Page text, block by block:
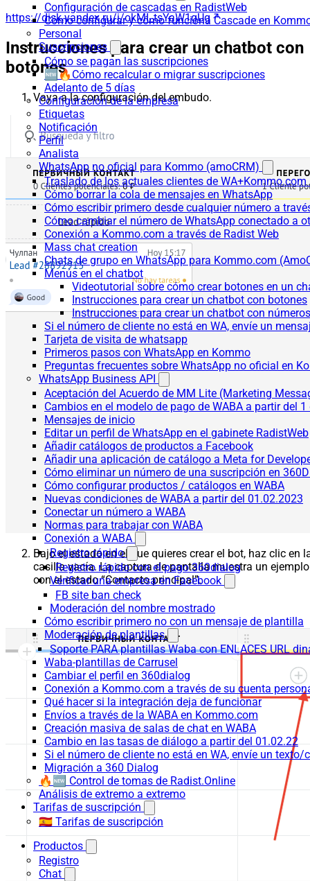
Configuración de cascadas en RadistWeb
Cómo configurar y cómo funciona Cascade en
Personal
Suscripciones
Cómo se pagan las suscripciones
🆕🔥Cómo recalcular o migrar suscripciones
Adelanto de 5 días
Configuración de la empresa
Etiquetas
Notificación
Perfil
Analista
WhatsApp no oficial para Kommo (amoCRM)
Traslado de los actuales clientes de
Cómo borrar la cola de mensajes en WhatsApp
Cómo escribir primero desde cualquier número a
Cómo cambiar el número de WhatsApp conectado a
Conexión a Kommo.com a través de Radist Web
Mass chat creation
Chats de grupo en WhatsApp para Kommo.com
Menús en el chatbot
Videotutorial sobre cómo crear botones en un
Instrucciones para crear un chatbot con botones
Instrucciones para crear un chatbot con números
Si el número de cliente no está en WA, envíe un
Tarjeta de visita de whatsapp
Primeros pasos con WhatsApp en Kommo
Preguntas frecuentes sobre WhatsApp no oficial en
WhatsApp Business API
Aceptación del Acuerdo de MM Lite (Marketing
Cambios en el modelo de pago de WABA a partir del
Mensajes de inicio
Editar un perfil de WhatsApp en el gabinete RadistWeb
Añadir catálogos de productos a Facebook
Añadir una aplicación de catálogo a Meta for
Cómo eliminar un número de una suscripción en
Cómo configurar productos / catálogos en WABA
Nuevas condiciones de WABA a partir del 01.02.2023
Conectar un número a WABA
Normas para trabajar con WABA
Conexión a WABA
Registro rápido
Registro rápido con el pago 360dialog
Verificar una empresa en Facebook
FB site ban check
Moderación del nombre mostrado
Cómo escribir primero no con un mensaje de plantilla
Moderación de plantillas
Soporte PARA plantillas Waba con ENLACES URL
Waba-plantillas de Carrusel
Cambiar el perfil en 360dialog
Conexión a Kommo.com a través de su cuenta
Qué hacer si la integración deja de funcionar
Envíos a través de la WABA en Kommo.com
Creación masiva de salas de chat en WABA
Cambio en las tasas de diálogo a partir del 01.02.22
Si el número de cliente no está en WA, envíe un
Migración a 360 Dialog
🔥🆕 Control de tomas de Radist.Online
Análisis de extremo a extremo
Tarifas de suscripción
🇪🇸 Tarifas de suscripción
Productos
Registro
Chat
https://disk.yandex.ru/i/okMI_tsYaW1gUg
Instrucciones para crear un chatbot con
botones
Vaya a la configuración del embudo.
Bajo el estado en el que quieres crear el bot, haz clic en
casilla vacía. La captura de pantalla muestra un ejemplo
con el estado “Contacto principal”.